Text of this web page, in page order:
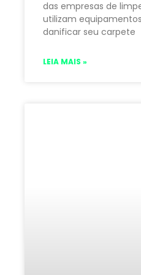
das empresas de
utilizam
danificar seu carpete
LEIA MAIS »